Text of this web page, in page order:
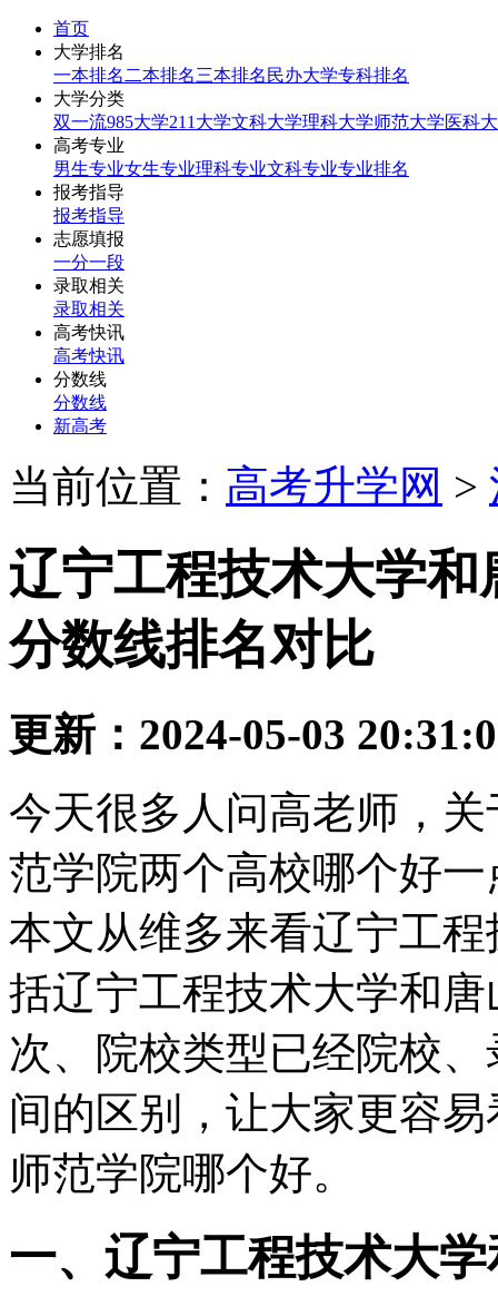
首页
大学排名
一本排名 二本排名三本排名 民办大学专科排名
大学分类
双一流985大学211大学文科大学理科大学师范大学医科
高考专业
男生专业女生专业理科专业文科专业专业排名
报考指导
报考指导
志愿填报
一分一段
录取相关
录取相关
高考快讯
高考快讯
分数线
分数线
新高考
当前位置： 高考升学网 >
辽宁工程技术大学和
分数线排名对比
更新：2024-05-03
今天很多人问高老师，
范学院两个高校哪个好
本文从维多来看辽宁工
括辽宁工程技术大学和
次、院校类型已经院校
间的区别，让大家更容
师范学院哪个好。
一、辽宁工程技术大